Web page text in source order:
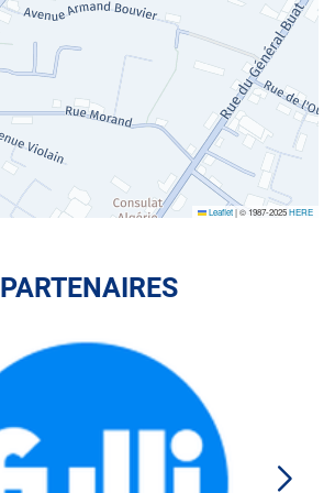
Leaflet|© 1987-2025HERE
PARTENAIRES